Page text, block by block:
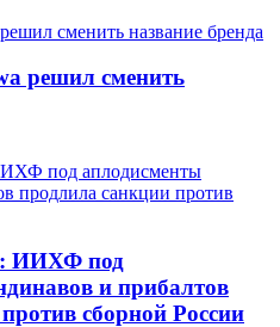
решил сменить
ИИХФ под
и прибалтов
сборной России